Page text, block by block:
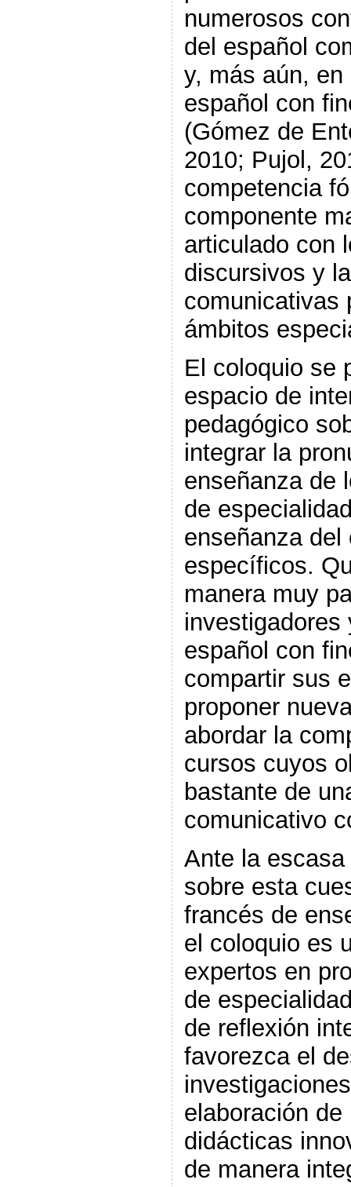
numerosos
del español
y, más aún,
español con
(Gómez de
2010; Pujol,
competencia
componente
articulado con
discursivos y
comunicativas
ámbitos
El coloquio se
espacio de
pedagógico
integrar la
enseñanza de
de
enseñanza
específicos.
manera muy
investigadores
español con
compartir sus
proponer
abordar la
cursos cuyos
bastante de
comunicativo
Ante la
sobre esta
francés de
el coloquio es
expertos en
de
de reflexión
favorezca el
elaboración
didácticas
de manera